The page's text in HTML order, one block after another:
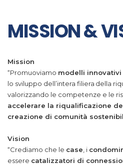
MISSION &
Mission
“Promuoviamo modelli
lo sviluppo dell’intera filiera della
valorizzando le competenze e le
accelerare la riqualificazione
creazione di comunità
Vision
“Crediamo che le case , i
essere catalizzatori di